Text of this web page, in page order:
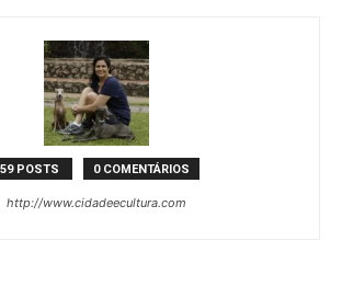
POSTS 0 COMENTÁRIOS
http://www.cidadeecultura.com